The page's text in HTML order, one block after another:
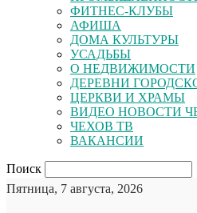
ФИТНЕС-КЛУБЫ
АФИША
ДОМА КУЛЬТУРЫ
УСАДЬБЫ
О НЕДВИЖИМОСТИ
ДЕРЕВНИ
ЦЕРКВИ И ХРАМЫ
ВИДЕО НОВОСТИ
ЧЕХОВ ТВ
ВАКАНСИИ
Поиск
Пятница, 7 августа, 2026